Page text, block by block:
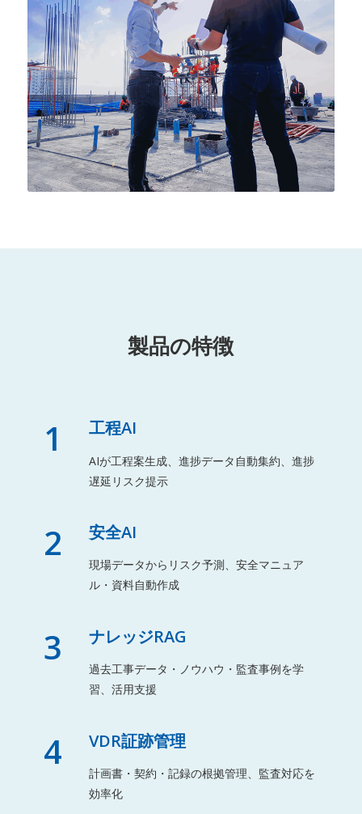
製品の特徴
1 工程AI
AIが工程案生成、進捗データ自動集約、進捗
遅延リスク提示
2 安全AI
現場データからリスク予測、安全マニュア
ル・資料自動作成
3 ナレッジRAG
過去工事データ・ノウハウ・監査事例を学
習、活用支援
4 VDR証跡管理
計画書・契約・記録の根拠管理、監査対応を
効率化